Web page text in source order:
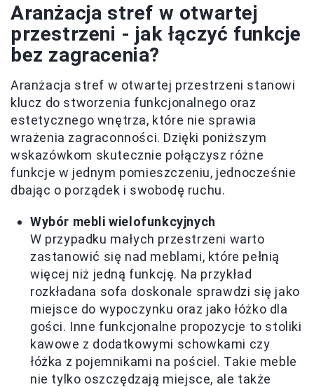
Aranżacja stref w otwartej
przestrzeni - jak łączyć funkcje
bez zagracenia?
Aranżacja stref w otwartej przestrzeni stanowi
klucz do stworzenia funkcjonalnego oraz
estetycznego wnętrza, które nie sprawia
wrażenia zagraconności. Dzięki poniższym
wskazówkom skutecznie połączysz różne
funkcje w jednym pomieszczeniu, jednocześnie
dbając o porządek i swobodę ruchu.
Wybór mebli wielofunkcyjnych
W przypadku małych przestrzeni warto
zastanowić się nad meblami, które pełnią
więcej niż jedną funkcję. Na przykład
rozkładana sofa doskonale sprawdzi się jako
miejsce do wypoczynku oraz jako łóżko dla
gości. Inne funkcjonalne propozycje to stoliki
kawowe z dodatkowymi schowkami czy
łóżka z pojemnikami na pościel. Takie meble
nie tylko oszczędzają miejsce, ale także